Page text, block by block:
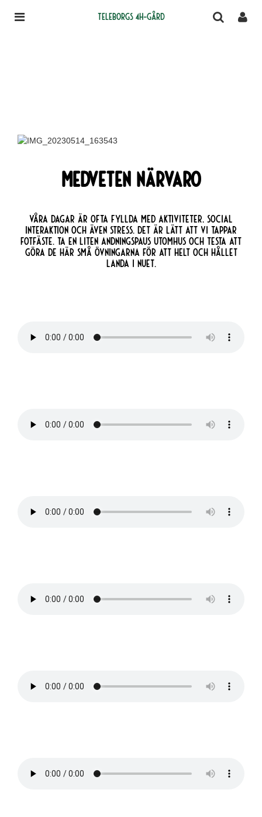
Teleborgs 4H-gård
Medveten Närvaro
Våra dagar är ofta fyllda med aktiviteter, social
interaktion och även stress. Det är lätt att vi tappar
fotfäste. Ta en liten andningspaus utomhus och Testa att
göra de här små övningarna för att helt och hållet
landa i nuet.